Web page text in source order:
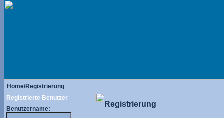
Home/Registrierung
Registrierte Benutzer
Benutzername:
Registrierung